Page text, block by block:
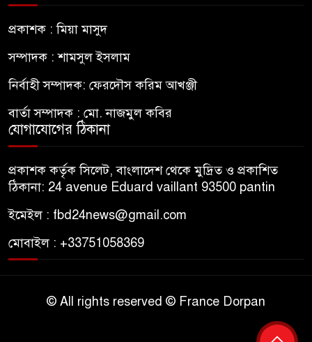
প্রকাশক : মিয়া মাসুদ
সম্পাদক : শামসুল ইসলাম
নির্বাহী সম্পাদক: ফেরদৌস করিম আখঞ্জী
বার্তা সম্পাদক : মো. নাজমুল কবির
যোগাযোগের ঠিকানা
প্রকাশক কর্তৃক সিলেট, বাংলাদেশ থেকে মুদ্রিত ও প্রকাশিত
ঠিকানা: 24 avenue Eduard vaillant 93500 pantin
ইমেইল : fbd24news@gmail.com
মোবাইল : +33751058369
© All rights reserved © France Dorpan